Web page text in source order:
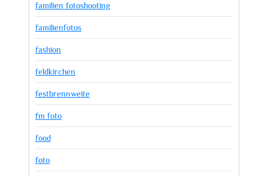
familien fotoshooting
familienfotos
fashion
feldkirchen
festbrennweite
fm foto
food
foto